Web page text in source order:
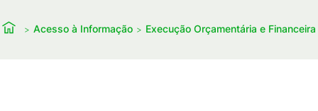
Acesso à Informação Execução Orçamentária e Financeira